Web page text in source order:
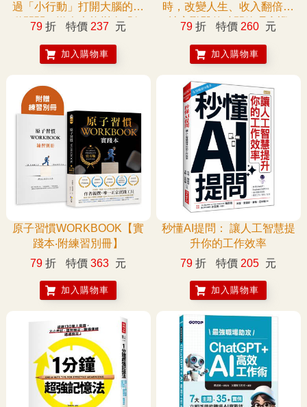
過「小行動」打開大腦的行
動開關，懶人也能變身「行
79 折 特價 237 元
加入購物車
時，改變人生、收入翻倍，
社畜獸醫的時間管理實證
79 折 特價 260 元
加入購物車
原子習慣WORKBOOK【實
踐本‧附練習別冊】
79 折 特價 363 元
加入購物車
秒懂AI提問： 讓人工智慧提
升你的工作效率
79 折 特價 205 元
加入購物車